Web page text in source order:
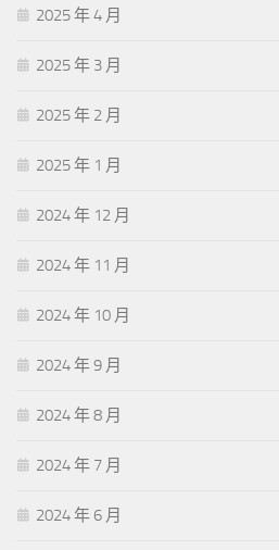
2025 年 4 月
2025 年 3 月
2025 年 2 月
2025 年 1 月
2024 年 12 月
2024 年 11 月
2024 年 10 月
2024 年 9 月
2024 年 8 月
2024 年 7 月
2024 年 6 月